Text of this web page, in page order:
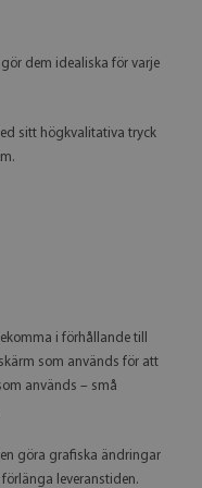
dem idealiska för varje
sitt högkvalitativa tryck
i förhållande till
som används för att
används – små
göra grafiska ändringar
leveranstiden.